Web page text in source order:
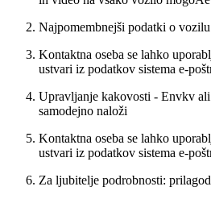
Najpomembnejši podatki o
Kontaktna oseba se lahko
ustvari iz podatkov sistema e-
Upravljanje kakovosti - Envkv
samodejno naloži
Kontaktna oseba se lahko
ustvari iz podatkov sistema e-
Za ljubitelje podrobnosti: